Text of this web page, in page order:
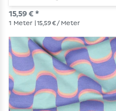
Wasserfarben Blau
15,59 € *
1 Meter | 15,59 € / Meter